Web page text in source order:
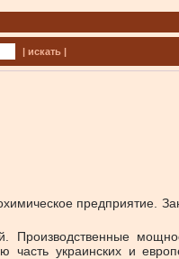
| искать |
предприятие.
Производственные
часть украинских и